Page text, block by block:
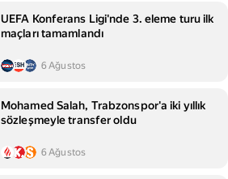
UEFA Konferans Ligi'nde 3. eleme turu ilk
maçları tamamlandı
6 Ağustos
Mohamed Salah, Trabzonspor'a iki yıllık
sözleşmeyle transfer oldu
6 Ağustos